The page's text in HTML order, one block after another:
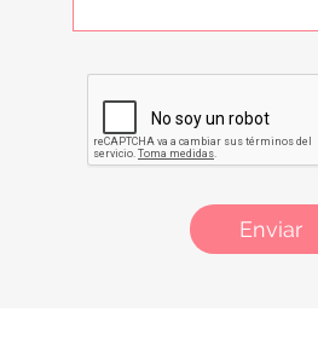
Enviar